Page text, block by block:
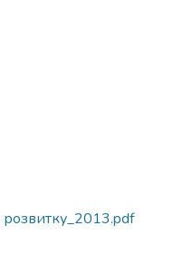
розвитку_2013.pdf